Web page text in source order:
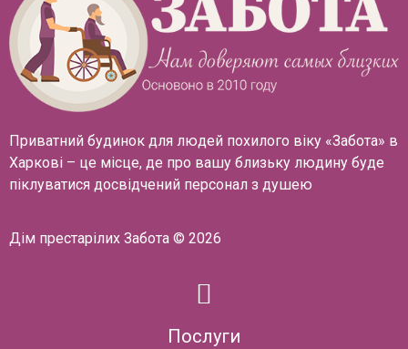
Приватний будинок для людей похилого віку «Забота» в
Харкові – це місце, де про вашу близьку людину буде
піклуватися досвідчений персонал з душею
Дім престарілих Забота © 2026
Послуги